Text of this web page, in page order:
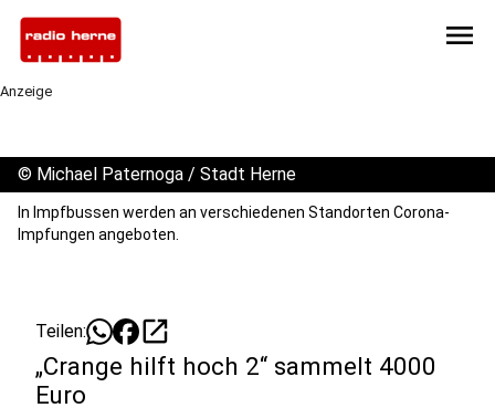
menu
Anzeige
© Michael Paternoga / Stadt Herne
In Impfbussen werden an verschiedenen Standorten Corona-
Impfungen angeboten.
Teilen: open_in_new
„Crange hilft hoch 2“ sammelt 4000
Euro